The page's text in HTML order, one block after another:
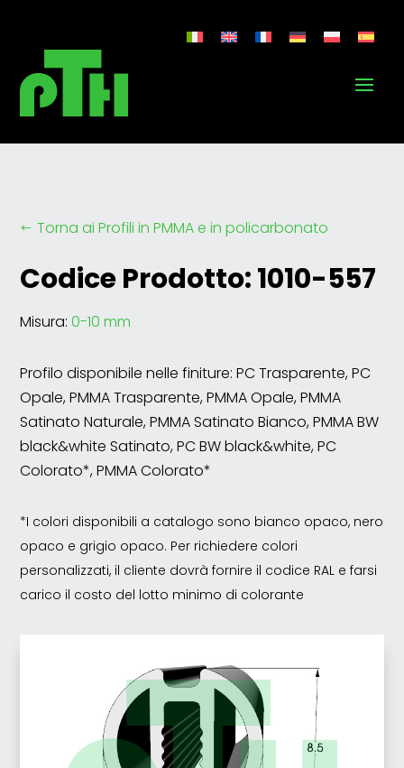
# Torna ai Profili in PMMA e in policarbonato
Codice Prodotto: 1010-557
Misura:0-10 mm
Profilo disponibile nelle finiture: PC Trasparente, PC
Opale, PMMA Trasparente, PMMA Opale, PMMA
Satinato Naturale, PMMA Satinato Bianco, PMMA BW
black&white Satinato, PC BW black&white, PC
Colorato*, PMMA Colorato*
*I colori disponibili a catalogo sono bianco opaco, nero
opaco e grigio opaco. Per richiedere colori
personalizzati, il cliente dovrà fornire il codice RAL e farsi
carico il costo del lotto minimo di colorante